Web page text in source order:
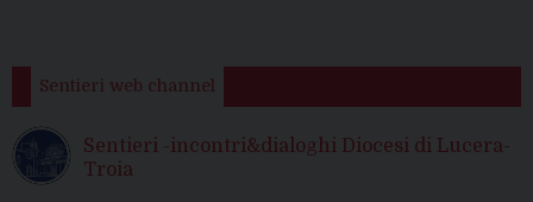
Sentieri web channel
Sentieri -incontri&dialoghi Diocesi di Lucera-
Troia